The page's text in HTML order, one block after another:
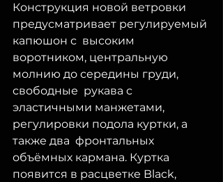
Конструкция новой ветровки
предусматривает регулируемый
капюшон с  высоким
воротником, центральную
молнию до середины груди,
свободные  рукава с
эластичными манжетами,
регулировки подола куртки, а
также два  фронтальных
объёмных кармана. Куртка
появится в расцветке Black,